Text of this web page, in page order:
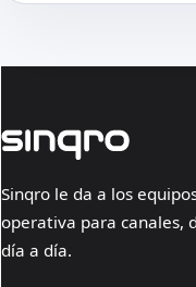
Sinqro le da a los
operativa para canales,
día a día.